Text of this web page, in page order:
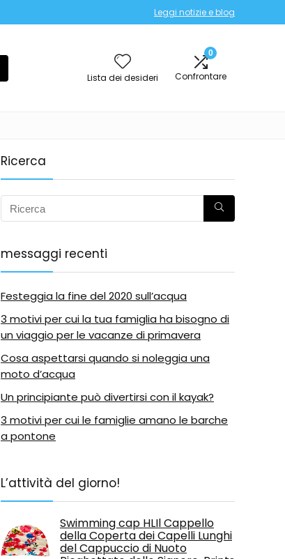
Leggi notizie e blog
Lista dei desideri
0
Confrontare
Ricerca
messaggi recenti
Festeggia la fine del 2020 sull’acqua
3 motivi per cui la tua famiglia ha bisogno di
un viaggio per le vacanze di primavera
Cosa aspettarsi quando si noleggia una
moto d’acqua
Un principiante può divertirsi con il kayak?
3 motivi per cui le famiglie amano le barche
a pontone
L’attività del giorno!
Swimming cap HLIl Cappello
della Coperta dei Capelli Lunghi
del Cappuccio di Nuoto